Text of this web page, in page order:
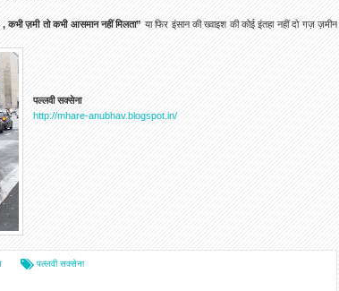
कभी ज़मी तो कभी आसमान नहीं मिलता”या फिर इंसान की ख्वाइश की कोई इंतहा नहीं दो गज़ ज़मीन
पल्लवी सक्सेना
http://mhare-anubhav.blogspot.in/
पल्लवी सक्सेना